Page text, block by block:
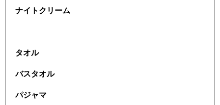
ナイトクリーム
タオル
バスタオル
パジャマ